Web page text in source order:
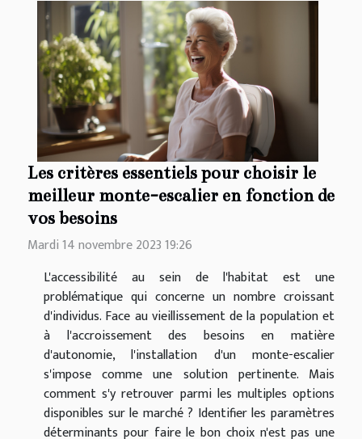
Les critères essentiels pour choisir le
meilleur monte-escalier en fonction de
vos besoins
Mardi 14 novembre 2023 19:26
L'accessibilité au sein de l'habitat est une
problématique qui concerne un nombre croissant
d'individus. Face au vieillissement de la population et
à l'accroissement des besoins en matière
d'autonomie, l'installation d'un monte-escalier
s'impose comme une solution pertinente. Mais
comment s'y retrouver parmi les multiples options
disponibles sur le marché ? Identifier les paramètres
déterminants pour faire le bon choix n'est pas une